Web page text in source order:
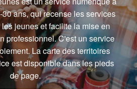
ans, qui recense les services
jeunes et facilite la mise en
professionnel. C'est un service
La carte des territoires
est disponible dans les pieds
de page.